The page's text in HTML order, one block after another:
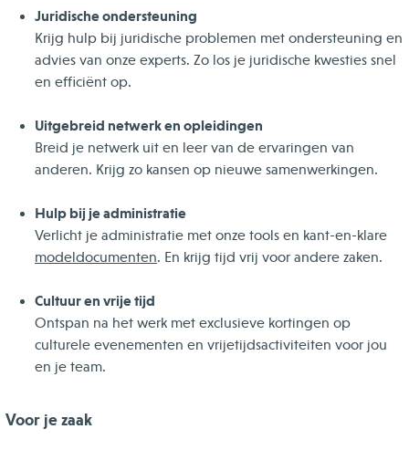
Juridische ondersteuning
Krijg hulp bij juridische problemen met ondersteuning en
advies van onze experts. Zo los je juridische kwesties snel
en efficiënt op.
Uitgebreid netwerk en opleidingen
Breid je netwerk uit en leer van de ervaringen van
anderen. Krijg zo kansen op nieuwe samenwerkingen.
Hulp bij je administratie
Verlicht je administratie met onze tools en kant-en-klare
modeldocumenten. En krijg tijd vrij voor andere zaken.
Cultuur en vrije tijd
Ontspan na het werk met exclusieve kortingen op
culturele evenementen en vrijetijdsactiviteiten voor jou
en je team.
Voor je zaak